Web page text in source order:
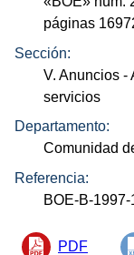
páginas
Sección:
V. Anuncios -
servicios
Departamento:
Comunidad
Referencia:
BOE-B-
PDF